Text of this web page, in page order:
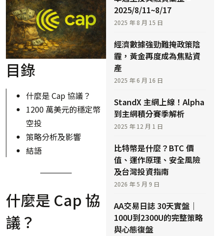
目錄
什麼是 Cap 協議？
1200 萬美元的穩定幣
空投
策略分析及影響
結語
什麼是 Cap 協
議？
2025/8/11~8/17
2025 年 8 月 15 日
經濟數據強勁難掩政策陰
霾，黃金再度成為焦點資
產
2025 年 6 月 16 日
StandX 主網上線！Alpha
到主網積分賽季解析
2025 年 12 月 1 日
比特幣是什麼？BTC 價
值、運作原理、安全風險
及台灣投資指南
2026 年 5 月 9 日
AA交易日誌 30天實盤｜
100U到2300U的完整策略
與心態復盤